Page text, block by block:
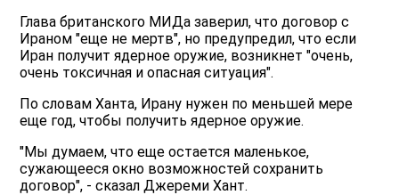
Глава британского МИДа заверил, что договор с
Ираном "еще не мертв", но предупредил, что если
Иран получит ядерное оружие, возникнет "очень,
очень токсичная и опасная ситуация".
По словам Ханта, Ирану нужен по меньшей мере
еще год, чтобы получить ядерное оружие.
"Мы думаем, что еще остается маленькое,
сужающееся окно возможностей сохранить
договор", - сказал Джереми Хант.